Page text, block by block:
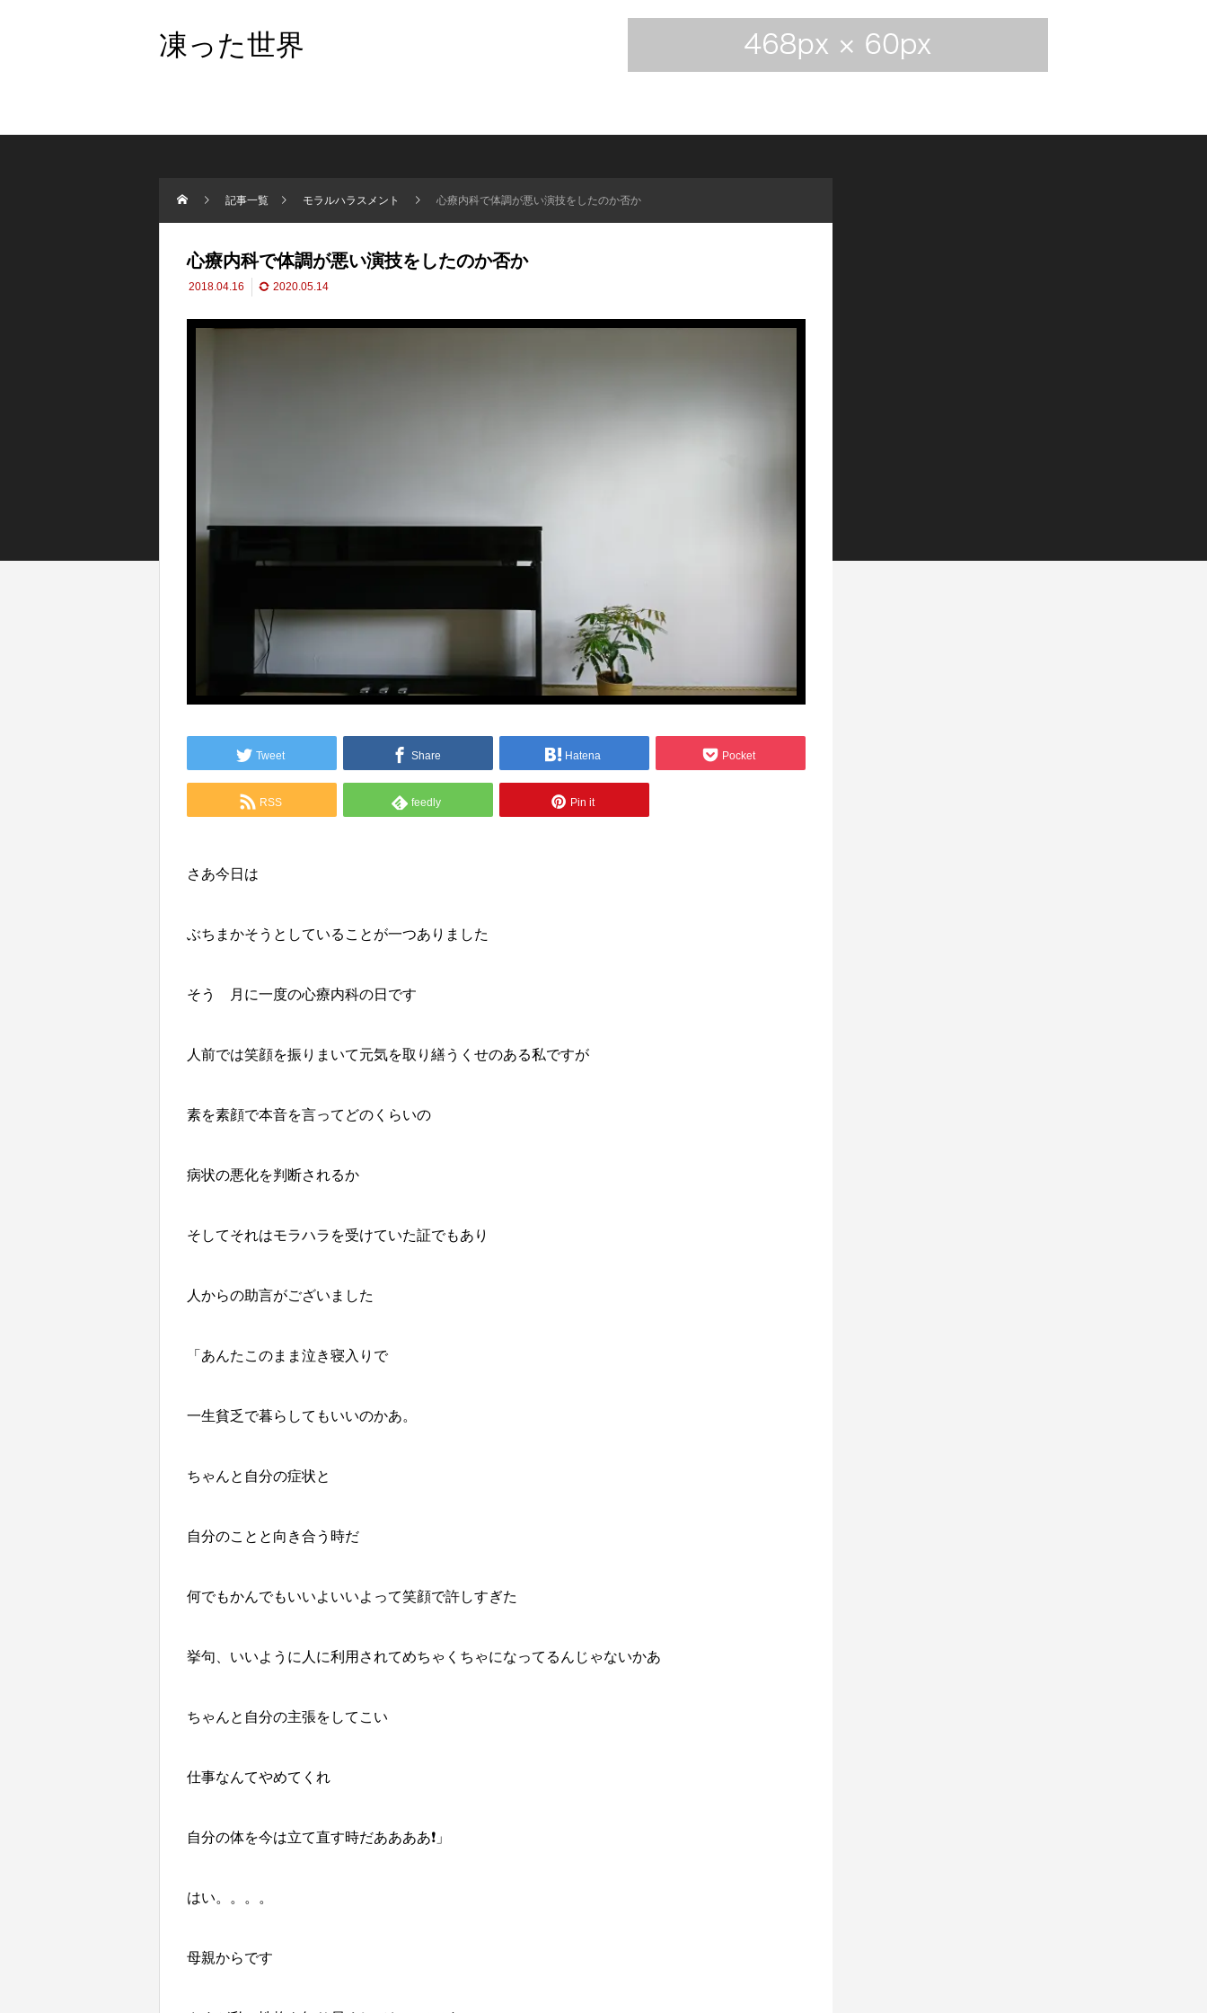
凍った世界
記事一覧 モラルハラスメント 心療内科で体調が悪い演技をしたのか否か
心療内科で体調が悪い演技をしたのか否か
2018.04.16 2020.05.14
Tweet Share Hatena Pocket
RSS feedly Pin it
さあ今日は
ぶちまかそうとしていることが一つありました
そう 月に一度の心療内科の日です
人前では笑顔を振りまいて元気を取り繕うくせのある私ですが
素を素顔で本音を言ってどのくらいの
病状の悪化を判断されるか
そしてそれはモラハラ を受けていた証でもあり
人からの助言がございました
「あんたこのまま泣き寝入りで
一生貧乏で暮らしてもいいのかあ。
ちゃんと自分の症状と
自分のことと向き合う時だ
何でもかんでもいいよいいよって笑顔で許しすぎた
挙句、いいように人に利用されてめちゃくちゃになってるんじゃないかあ
ちゃんと自分の主張をしてこい
仕事なんてやめてくれ
自分の体を今は立て直す時だああああ❗️」
はい。。。。
母親からです